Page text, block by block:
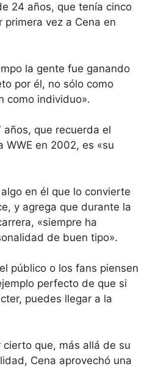
24 años, que tenía cinco
primera vez a Cena en
la gente fue ganando
por él, no sólo como
como individuo».
que recuerda el
WWE en 2002, es «su
en él que lo convierte
y agrega que durante la
«siempre ha
de buen tipo».
público o los fans piensen
perfecto de que si
puedes llegar a la
que, más allá de su
Cena aprovechó una